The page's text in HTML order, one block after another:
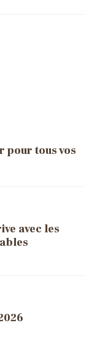
pour tous vos
avec les